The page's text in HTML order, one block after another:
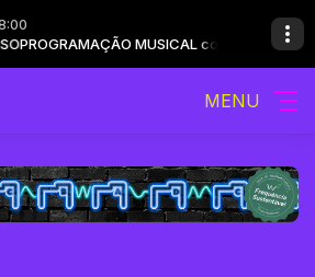
PROGRAMAÇÃO MUSICAL com RÁDIO UNISO
Stickle - Augenmaß (feat. Pashanim)
MENU